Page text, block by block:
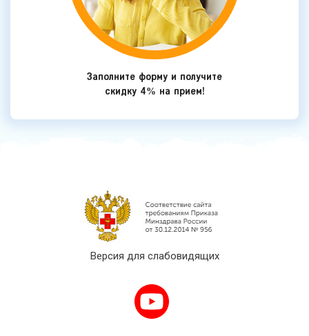
Заполните форму и получите
скидку 4% на прием!
Версия для слабовидящих